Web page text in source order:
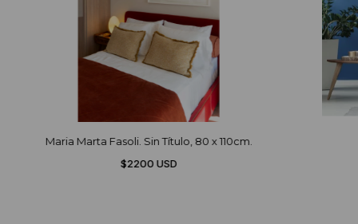
Maria Marta Fasoli. Sin Título, 80 x 110cm.
$2200 USD